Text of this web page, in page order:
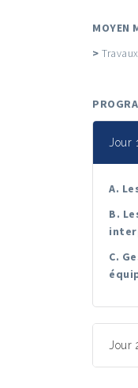
MOYEN
>
Jour 1
A.
B.
C.
Jour